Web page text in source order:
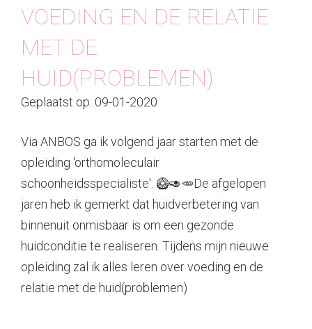
VOEDING EN DE RELATIE
MET DE
HUID(PROBLEMEN)
Geplaatst op: 09-01-2020
Via ANBOS ga ik volgend jaar starten met de
opleiding 'orthomoleculair
schoonheidsspecialiste'. 🥝🥑🥕De afgelopen
jaren heb ik gemerkt dat huidverbetering van
binnenuit onmisbaar is om een gezonde
huidconditie te realiseren. Tijdens mijn nieuwe
opleiding zal ik alles leren over voeding en de
relatie met de huid(problemen)